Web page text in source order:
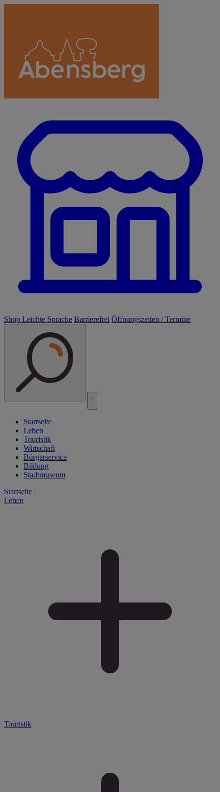
Shop Leichte Sprache Barrierefrei Öffnungszeiten / Termine
Startseite
Leben
Touristik
Wirtschaft
Bürgerservice
Bildung
Stadtmuseum
Startseite
Leben
Touristik